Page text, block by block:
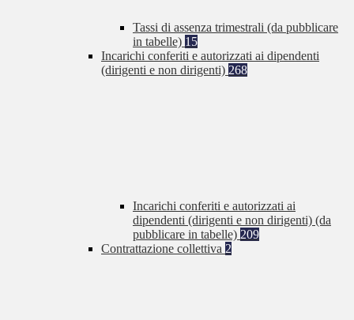
Tassi di assenza trimestrali (da pubblicare
in tabelle) 15
Incarichi conferiti e autorizzati ai dipendenti
(dirigenti e non dirigenti) 268
Incarichi conferiti e autorizzati ai
dipendenti (dirigenti e non dirigenti) (da
pubblicare in tabelle) 209
Contrattazione collettiva 2